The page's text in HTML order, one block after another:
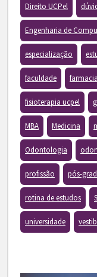
Direito UCPel
Engenharia de
especialização
faculdade
fisioterapia ucpel
MBA Medicina
Odontologia
profissão pós-
rotina de estudos
universidade